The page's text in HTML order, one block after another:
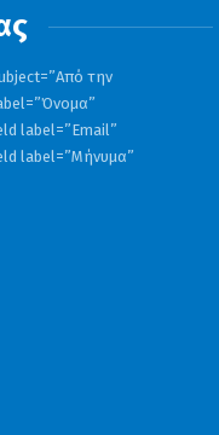
την
label=”Email”
label=”Μήνυμα”